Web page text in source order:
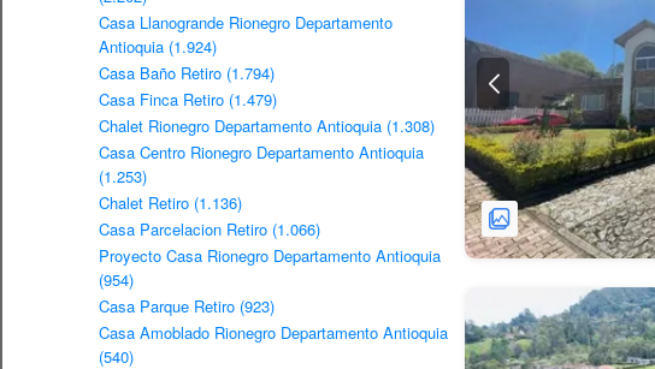
Casa Llanogrande Rionegro Departamento
Antioquia (1.924)
Casa Baño Retiro (1.794)
Casa Finca Retiro (1.479)
Chalet Rionegro Departamento Antioquia (1.308)
Casa Centro Rionegro Departamento Antioquia
(1.253)
Chalet Retiro (1.136)
Casa Parcelacion Retiro (1.066)
Proyecto Casa Rionegro Departamento Antioquia
(954)
Casa Parque Retiro (923)
Casa Amoblado Rionegro Departamento Antioquia
(540)